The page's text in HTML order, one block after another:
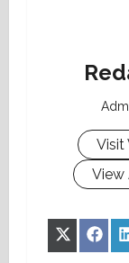
Visit
View
Share
X